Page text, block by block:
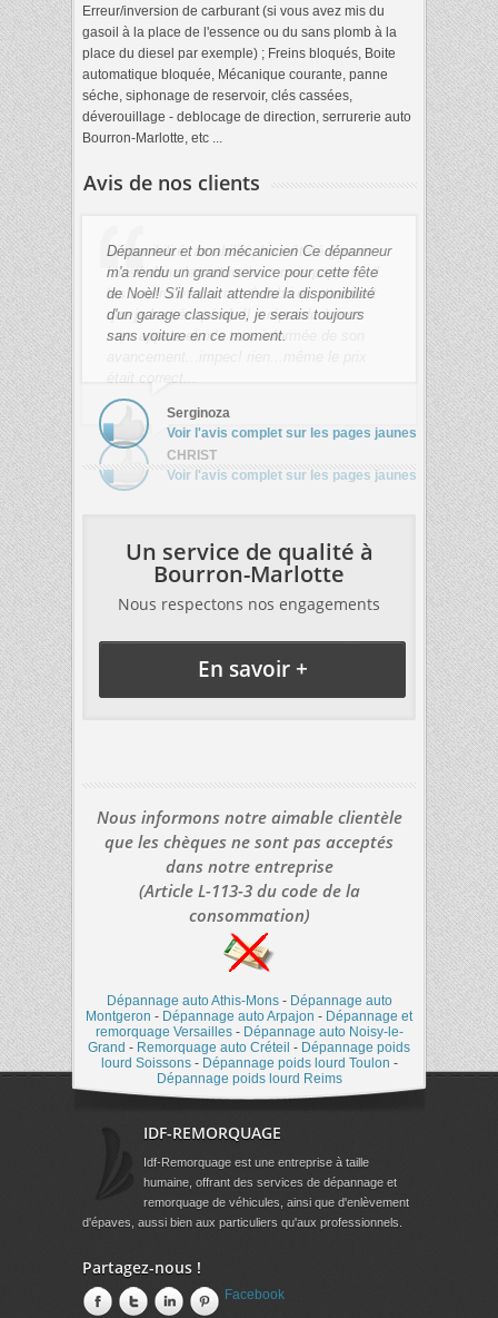
Erreur/inversion de carburant (si vous avez mis du
gasoil à la place de l'essence ou du sans plomb à la
place du diesel par exemple) ; Freins bloqués, Boite
automatique bloquée, Mécanique courante, panne
séche, siphonage de reservoir, clés cassées,
déverouillage - deblocage de direction, serrurerie auto
Bourron-Marlotte, etc ...
Avis de nos clients
Dépanneur et bon mécanicien Ce dépanneur
m'a rendu un grand service pour cette fête
de Noèl! S'il fallait attendre la disponibilité
d'un garage classique, je serais toujours
sans voiture en ce moment.
Serginoza
Voir l'avis complet sur les pages jaunes
Un service de qualité à
Bourron-Marlotte
Nous respectons nos engagements
En savoir +
Nous informons notre aimable clientèle
que les chèques ne sont pas acceptés
dans notre entreprise
(Article L-113-3 du code de la
consommation)
Dépannage auto Athis-Mons- Dépannage auto
Montgeron - Dépannage auto Arpajon - Dépannage et
remorquage Versailles- Dépannage auto Noisy-le-
Grand - Remorquage auto Créteil - Dépannage poids
lourd Soissons- Dépannage poids lourd Toulon -
Dépannage poids lourd Reims
IDF-REMORQUAGE
Idf-Remorquage est une entreprise à taille
humaine, offrant des services de dépannage et
remorquage de véhicules, ainsi que d'enlèvement
d'épaves, aussi bien aux particuliers qu'aux professionnels.
Partagez-nous !
Facebook